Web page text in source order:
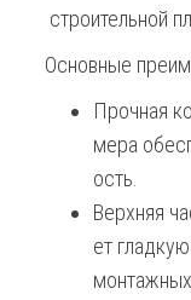
строительной
Основные
Прочная
мера
ость.
Верхняя
ет